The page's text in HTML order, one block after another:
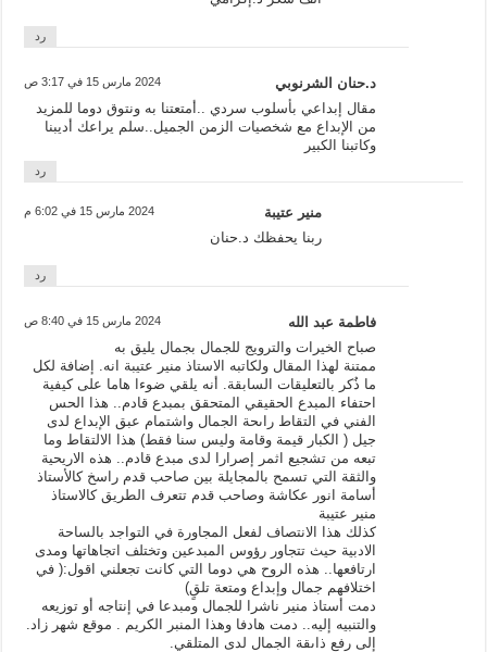
رد
د.حنان الشرنوبي 2024 مارس 15 في 3:17 ص
مقال إبداعي بأسلوب سردي ..أمتعتنا به ونتوق دوما للمزيد
من الإبداع مع شخصيات الزمن الجميل..سلم يراعك أديبنا
وكاتبنا الكبير
رد
منير عتيبة 2024 مارس 15 في 6:02 م
ربنا يحفظك د.حنان
رد
فاطمة عبد الله 2024 مارس 15 في 8:40 ص
صباح الخيرات والترويج للجمال بجمال يليق به
ممتنة لهذا المقال ولكاتبه الاستاذ منير عتيبة انه. إضافة لكل
ما ذُكر بالتعليقات السابقة. أنه يلقي ضوءا هاما على كيفية
احتفاء المبدع الحقيقي المتحقق بمبدع قادم.. هذا الحس
الفني في التقاط راىحة الجمال واشتمام عبق الإبداع لدى
جيل ( الكبار قيمة وقامة وليس سنا فقط) هذا الالتقاط وما
تبعه من تشجيع اثمر إصرارا لدى مبدع قادم.. هذه الاريحية
والثقة التي تسمح بالمجايلة بين صاحب قدم راسخ كالأستاذ
أسامة انور عكاشة وصاحب قدم تتعرف الطريق كالاستاذ
منير عتيبة
كذلك هذا الانتصاف لفعل المجاورة في التواجد بالساحة
الادبية حيث تتجاور رؤوس المبدعين وتختلف اتجاهاتها ومدى
ارتافعها.. هذه الروح هي دوما التي كانت تجعلني اقول:( في
اختلافهم جمال وإبداع ومتعة تلقٍ)
دمت أستاذ منير ناشرا للجمال ومبدعا في إنتاجه أو توزيعه
والتنبيه إليه.. دمت هادفا وهذا المنبر الكريم . موقع شهر زاد.
إلى رفع ذاىقة الجمال لدى المتلقي.